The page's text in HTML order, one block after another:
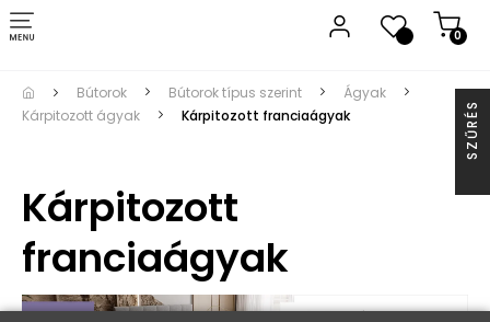
0
Toggle
navigation
Bútorok Bútorok típus szerint
Ágyak
Kárpitozott ágyak
Kárpitozott franciaágyak
Kárpitozott
franciaágyak
S
Z
Ű
R
É
S